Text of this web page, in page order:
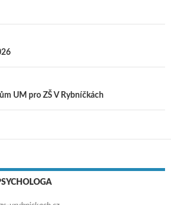
UM pro ZŠ V Rybníčkách